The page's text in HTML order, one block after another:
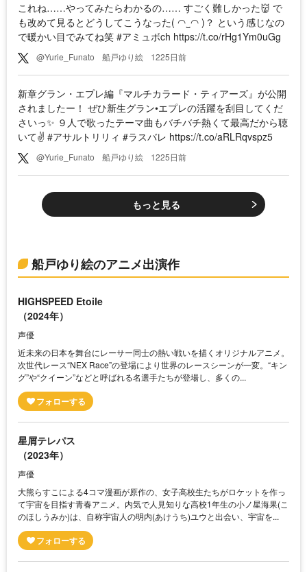
これね……やってみたらわかるの…… すごく難しかった👹 で
も改めて見るとどうしてこうなった( ◠‿◠ )？ という感じなの
で暖かい目でみてね笑 #アミュボch https://t.co/rHg1Ym0uGg
@Yurie_Funato 船戸ゆり絵 1225日前
新章グラン・エプレ編『マルチカラード・ティアーズ』が公開
されましたー！ ぜひ新生グラン•エプレの活躍を刮目してくだ
さいっ✨ ９人で歌ったテーマ曲もバチバチ熱くて最高だから聴
いて✌️ #アサルトリリィ #ラスバレ https://t.co/aRLRqvspz5
@Yurie_Funato 船戸ゆり絵 1225日前
もっと見る
船戸ゆり絵のアニメ出演作
HIGHSPEED Etoile
（2024年）
声優
近未来の日本を舞台にレーサー同士の熱い戦いを描くオリジナルアニメ。
次世代レース“NEX Race”の登場により世界のレースシーンが一変。“キン
グ”や“クイーン”などと呼ばれる名選手たちが登場し、多くの...
星屑テレパス
（2023年）
声優
大熊らすこによる4コマ漫画が原作の、女子高校生たちがロケットを作っ
て宇宙を目指す青春アニメ。内気で人見知りな高校1年生の小ノ星海果(こ
のほしうみか)は、自称宇宙人の明内(あけうち)ユウと出会い、宇宙を...